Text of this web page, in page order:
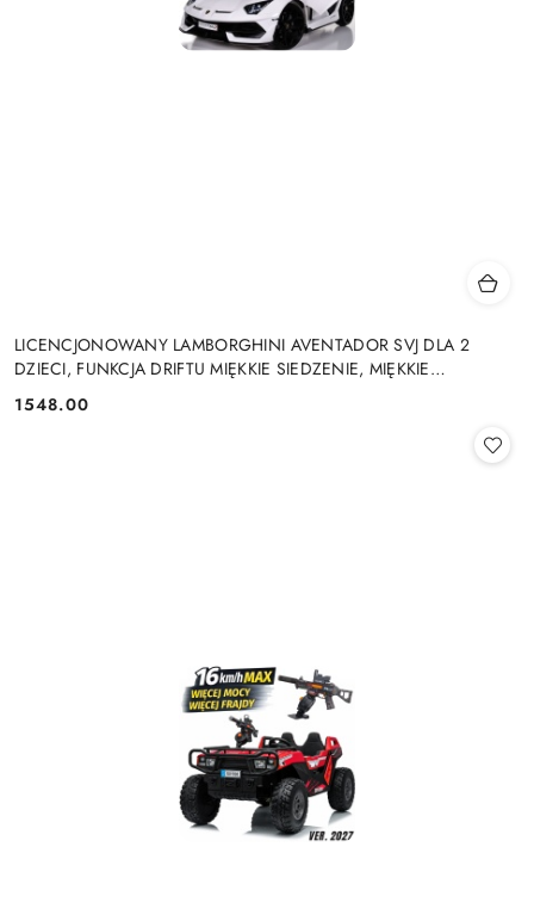
LICENCJONOWANY LAMBORGHINI AVENTADOR SVJ DLA 2
DZIECI, FUNKCJA DRIFTU MIĘKKIE SIEDZENIE, MIĘKKIE
Cena:
1548.00